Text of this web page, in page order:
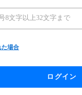
た場合
ログイン